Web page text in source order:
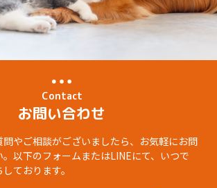
Contact
お問い合わせ
問やご相談がございましたら、お気軽にお問
以下のフォームまたはLINEにて、いつで
ております。